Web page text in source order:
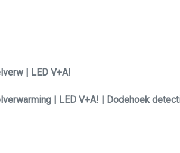
| LED V+A!
| LED V+A! | Dodehoek